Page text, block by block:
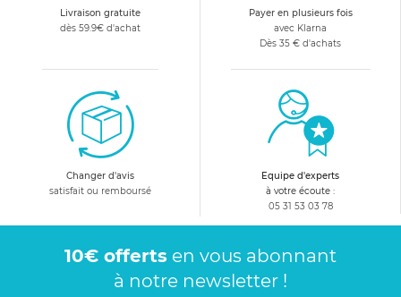
Livraison gratuite
dès 59.9€ d'achat
Payer en plusieurs fois
avec Klarna
Dès 35 € d'achats
Changer d'avis
satisfait ou remboursé
Equipe d'experts
à votre écoute :
05 31 53 03 78
10€ offerts en vous abonnant
à notre newsletter !